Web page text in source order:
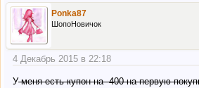
Ponka87
ШопоНовичок
4 Декабрь 2015 в 22:18
Уменя есть купон на -400 на первую